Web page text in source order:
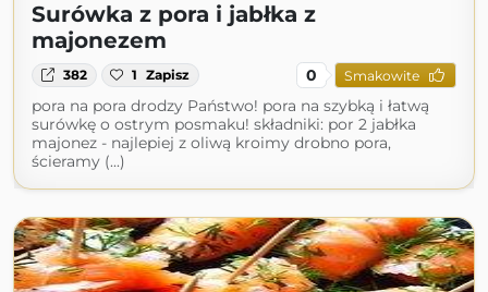
Surówka z pora i jabłka z
majonezem
382 1 Zapisz 0 Smakowite
pora na pora drodzy Państwo! pora na szybką i łatwą
surówkę o ostrym posmaku! składniki: por 2 jabłka
majonez - najlepiej z oliwą kroimy drobno pora,
ścieramy (...)